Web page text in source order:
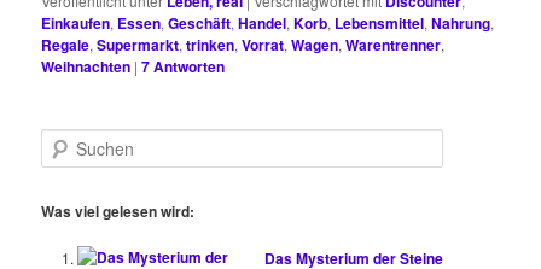
Einkaufen, Essen,Geschäft,Handel,Korb, Lebensmittel,Nahrung,
Regale,Supermarkt,trinken,Vorrat,Wagen,Warentrenner,
Weihnachten |7Antworten
u
h
Was viel gelesen wird:
Das Mysterium der Steine